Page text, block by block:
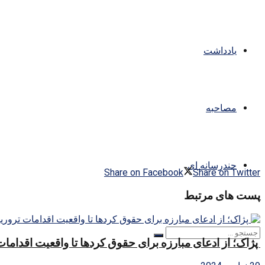
یادداشت
مصاحبه
چندرسانه ای
Share on Facebook Share on Twitter
پست های مرتبط
پژاک؛ از ادعای مبارزه برای حقوق کردها تا واقعیت